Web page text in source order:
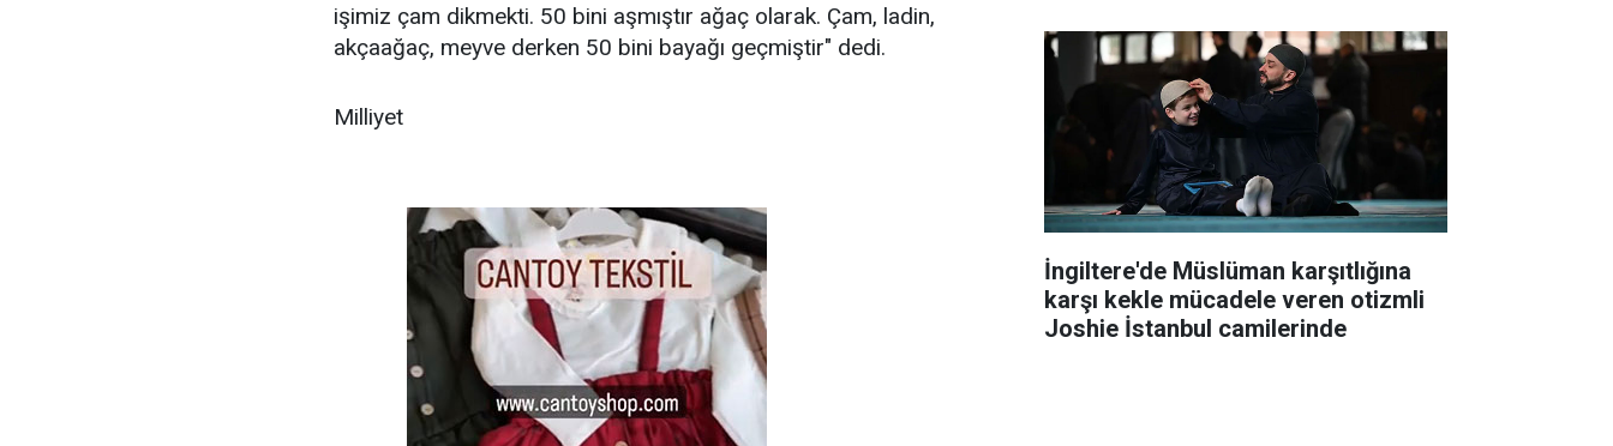
işimiz çam dikmekti. 50 bini aşmıştır ağaç olarak. Çam, ladin,
akçaağaç, meyve derken 50 bini bayağı geçmiştir" dedi.
Milliyet
İngiltere'de Müslüman karşıtlığına
karşı kekle mücadele veren otizmli
Joshie İstanbul camilerinde